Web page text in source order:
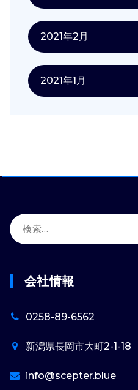
2021年2月
2021年1月
検
索:
会社情報
0258-89-6562
新潟県長岡市大町2-1-18
info@scepter.blue